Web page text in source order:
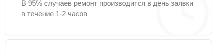
В 95% случаев ремонт производится в день заявки
в течение 1-2 часов